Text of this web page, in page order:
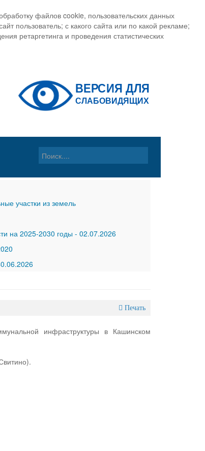
файлов cookie, пользовательских данных
пользователь; с какого сайта или по какой рекламе;
ретаргетинга и проведения статистических
участки из земель
на 2025-2030 годы - 02.07.2026
Печать
инфраструктуры в Кашинском